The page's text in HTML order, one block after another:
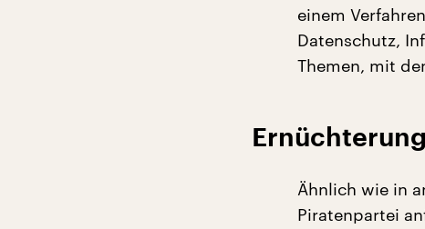
einem
Datenschutz,
Themen, mit
Ähnlich wie in
Piratenpartei